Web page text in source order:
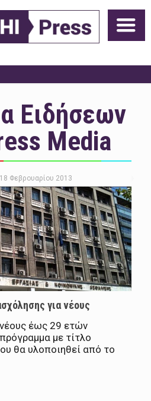
Ειδήσεων
Media
18 Φεβρουαρίου 2013
για νέους
έως 29 ετών
με τίτλο
θα υλοποιηθεί από το